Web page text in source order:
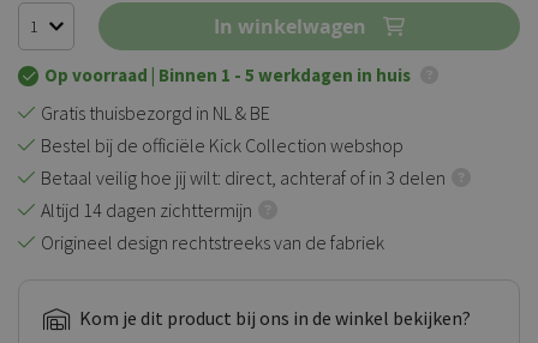
In winkelwagen
Op voorraad | Binnen 1 - 5 werkdagen in huis
Gratis thuisbezorgd in NL & BE
Bestel bij de officiële Kick Collection webshop
Betaal veilig hoe jij wilt: direct, achteraf of in 3 delen
Altijd 14 dagen zichttermijn
Origineel design rechtstreeks van de fabriek
Kom je dit product bij ons in de winkel bekijken?